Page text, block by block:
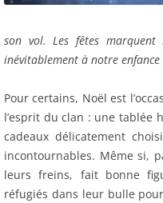
son vol. Les fêtes
inévitablement à notre
Pour certains, Noël est
l’esprit du clan : une tablée
cadeaux délicatement
incontournables. Même si,
leurs freins, fait bonne
réfugiés dans leur bulle